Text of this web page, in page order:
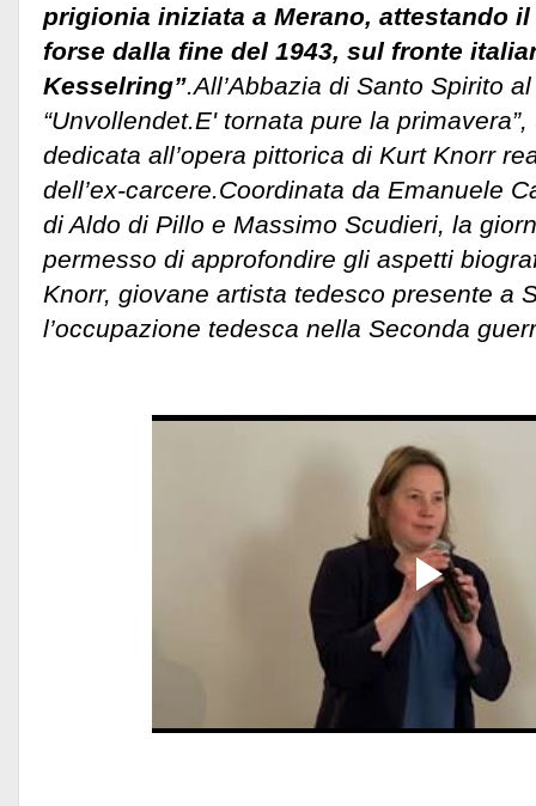
prigionia iniziata a Merano, attestando
forse dalla fine del 1943, sul fronte
Kesselring” .All’Abbazia di Santo Spirito
“Unvollendet.E' tornata pure la
dedicata all’opera pittorica di Kurt Knorr
dell’ex-carcere. Coordinata da Emanuele
di Aldo di Pillo e Massimo Scudieri, la
permesso di approfondire gli aspetti
Knorr, giovane artista tedesco presente a
l’occupazione tedesca nella Seconda